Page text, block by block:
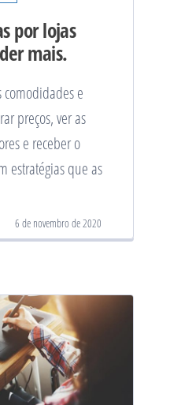
por lojas
mais.
e
preços, ver as
e receber o
estratégias que as
6 de novembro de 2020